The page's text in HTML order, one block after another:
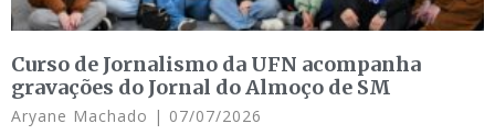
Curso de Jornalismo da UFN acompanha
gravações do Jornal do Almoço de SM
Aryane Machado 07/07/2026